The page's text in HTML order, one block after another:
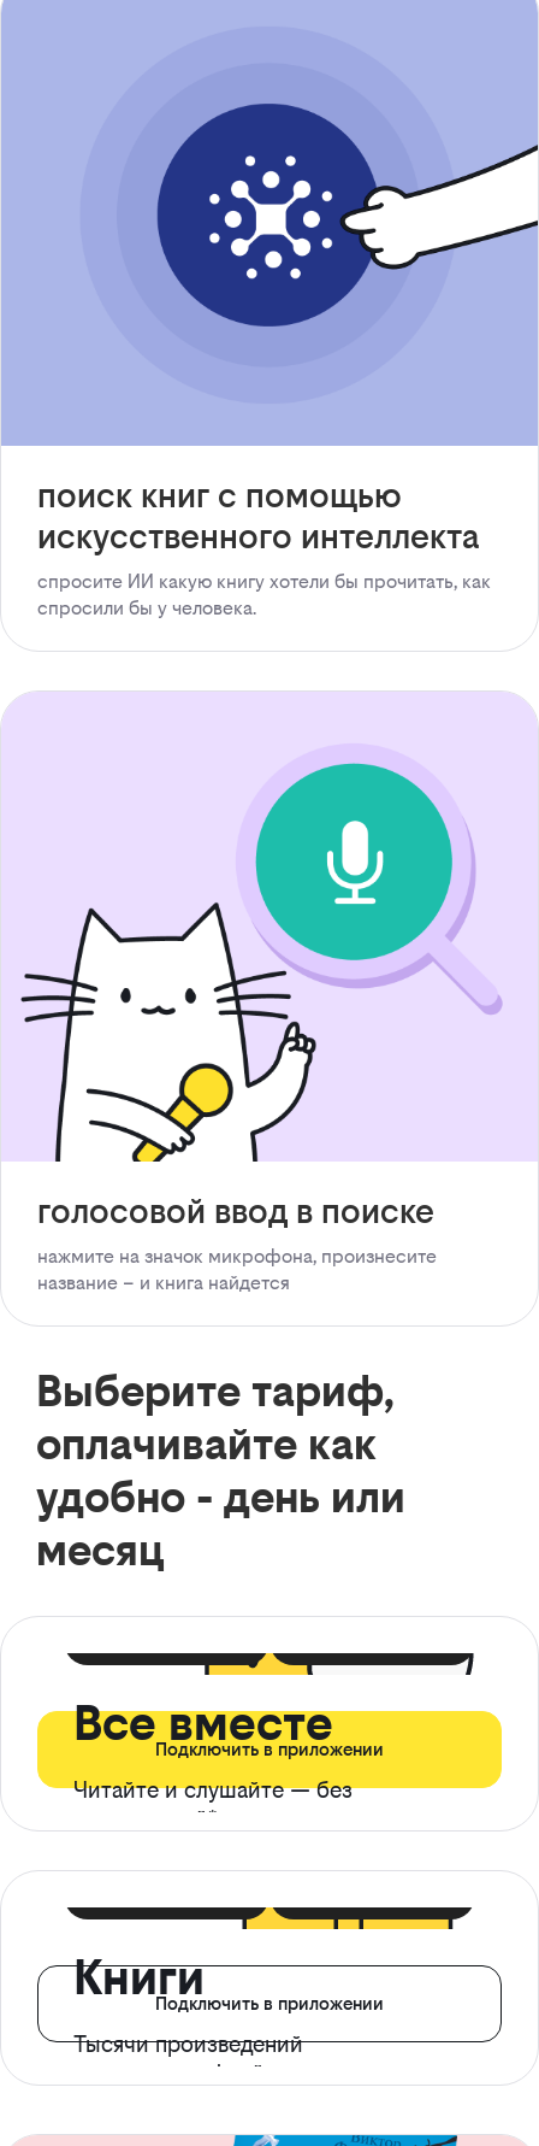
поиск книг с помощью
искусственного интеллекта
спросите ИИ какую книгу хотели бы прочитать, как
спросили бы у человека.
голосовой ввод в поиске
нажмите на значок микрофона, произнесите
название – и книга найдется
Выберите тариф,
оплачивайте как
удобно - день или
месяц
Все вместе
Читайте и слушайте — без
ограничений*
Подключить в приложении
Книги
Тысячи произведений
с доступом офлайн
Подключить в приложении